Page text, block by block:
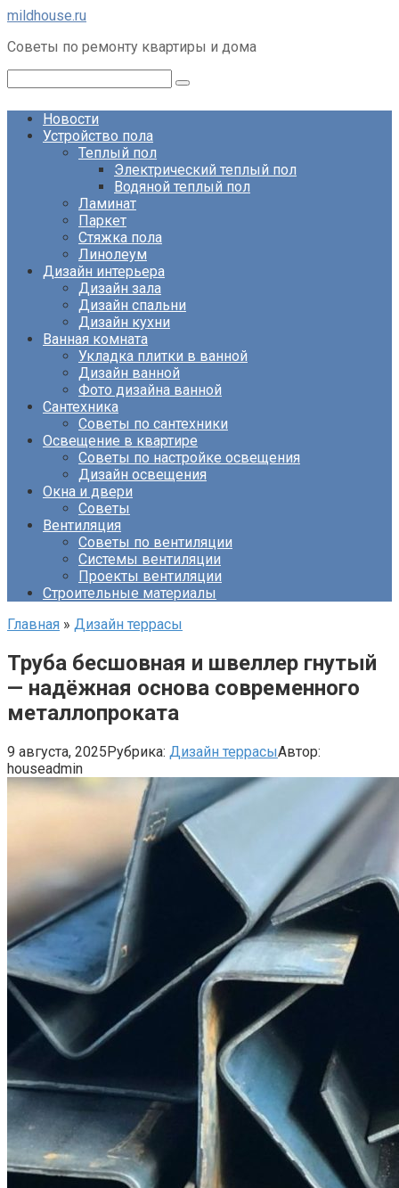
Перейти
контенту
mildhouse.ru
Советы по ремонту квартиры и дома
Новости
Устройство пола
Теплый пол
Электрический теплый пол
Водяной теплый пол
Ламинат
Паркет
Стяжка пола
Линолеум
Дизайн интерьера
Дизайн зала
Дизайн спальни
Дизайн кухни
Ванная комната
Укладка плитки в ванной
Дизайн ванной
Фото дизайна ванной
Сантехника
Советы по сантехники
Освещение в квартире
Советы по настройке освещения
Дизайн освещения
Окна и двери
Советы
Вентиляция
Советы по вентиляции
Системы вентиляции
Проекты вентиляции
Строительные материалы
Главная » Дизайн террасы
Труба бесшовная и швеллер гнутый
— надёжная основа современного
металлопроката
9 августа, 2025Рубрика: Дизайн террасыАвтор:
houseadmin